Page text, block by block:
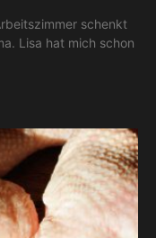
schenkt
Lisa hat mich schon